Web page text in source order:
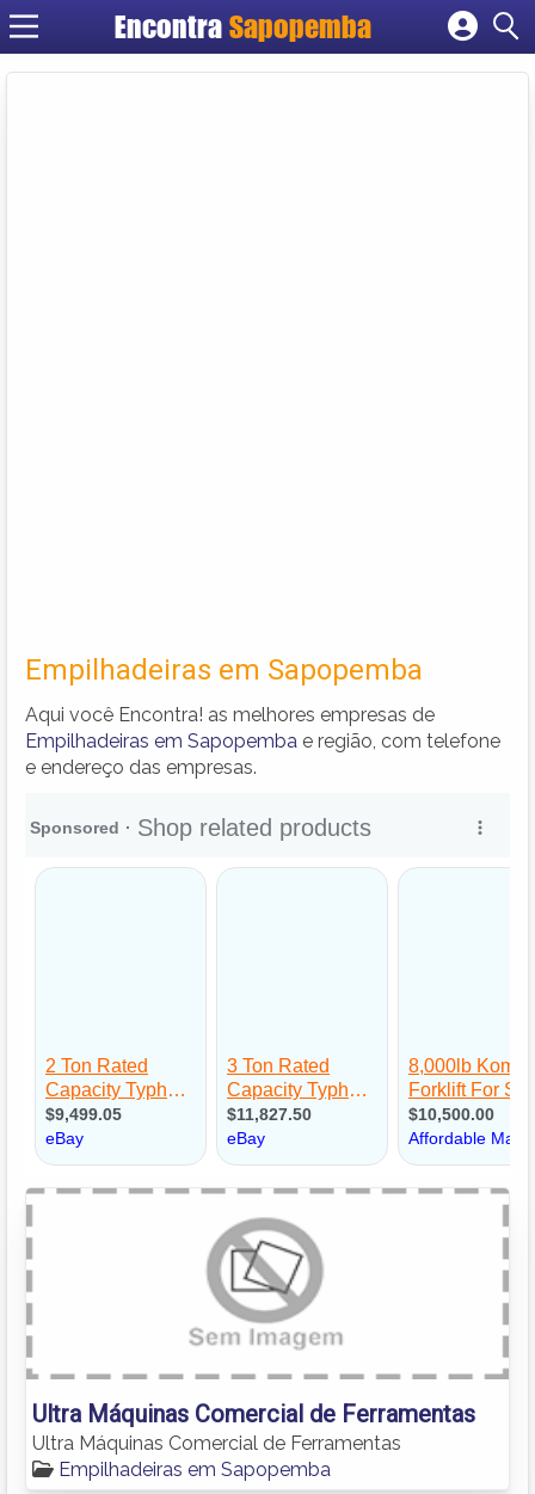
Encontra Sapopemba
Cadastrar empresa
Empilhadeiras em Sapopemba
Aqui você Encontra! as melhores empresas de
Empilhadeiras em Sapopemba e região, com telefone
e endereço das empresas.
Ultra Máquinas Comercial de Ferramentas
Ultra Máquinas Comercial de Ferramentas
Empilhadeiras em Sapopemba